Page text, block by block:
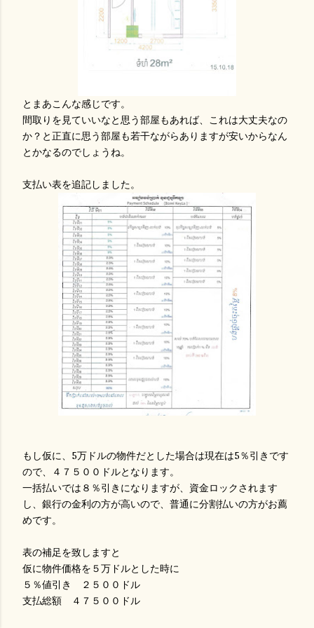
とまあこんな感じです。
間取りを見ていいなと思う部屋もあれば、これは大丈夫なの
か？と正直に思う部屋も若干ながらありますが安いからなん
とかなるのでしょうね。
支払い表を追記しました。
もし仮に、5万ドルの物件だとした場合は現在は5％引きです
ので、４７５００ドルとなります。
一括払いでは８％引きになりますが、資金ロックされます
し、銀行の金利の方が高いので、普通に分割払いの方がお薦
めです。
表の補足を致しますと
仮に物件価格を５万ドルとした時に
５％値引き ２５００ドル
支払総額 ４７５００ドル